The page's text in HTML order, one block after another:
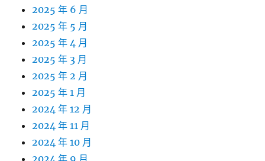
2025 年 6 月
2025 年 5 月
2025 年 4 月
2025 年 3 月
2025 年 2 月
2025 年 1 月
2024 年 12 月
2024 年 11 月
2024 年 10 月